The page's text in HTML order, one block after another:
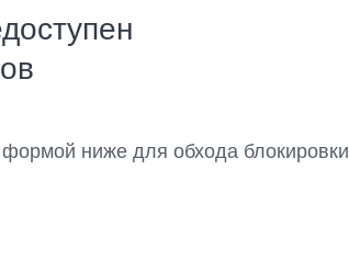
ниже для обхода блокировки